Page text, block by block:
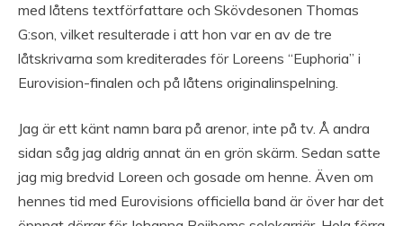
med låtens textförfattare och Skövdesonen Thomas
G:son, vilket resulterade i att hon var en av de tre
låtskrivarna som krediterades för Loreens “Euphoria” i
Eurovision-finalen och på låtens originalinspelning.
Jag är ett känt namn bara på arenor, inte på tv. Å andra
sidan såg jag aldrig annat än en grön skärm. Sedan satte
jag mig bredvid Loreen och gosade om henne. Även om
hennes tid med Eurovisions officiella band är över har det